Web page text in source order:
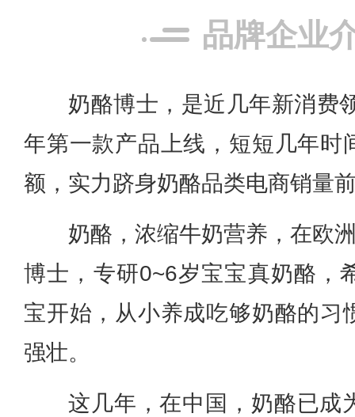
品牌企业
奶酪博士，是近几年新消费
年第一款产品上线，短短几年时
额，实力跻身奶酪品类电商销量
奶酪，浓缩牛奶营养，在欧
博士，专研0~6岁宝宝真奶酪，
宝开始，从小养成吃够奶酪的习
强壮。
这几年，在中国，奶酪已成